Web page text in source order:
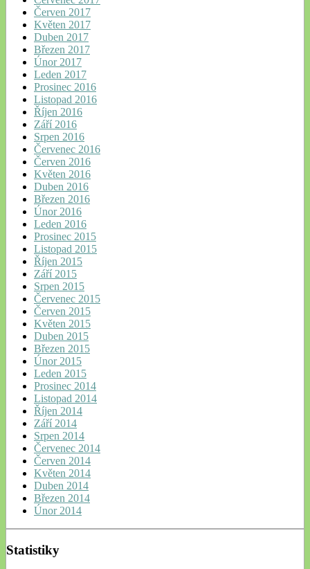
Červen 2017
Květen 2017
Duben 2017
Březen 2017
Únor 2017
Leden 2017
Prosinec 2016
Listopad 2016
Říjen 2016
Září 2016
Srpen 2016
Červenec 2016
Červen 2016
Květen 2016
Duben 2016
Březen 2016
Únor 2016
Leden 2016
Prosinec 2015
Listopad 2015
Říjen 2015
Září 2015
Srpen 2015
Červenec 2015
Červen 2015
Květen 2015
Duben 2015
Březen 2015
Únor 2015
Leden 2015
Prosinec 2014
Listopad 2014
Říjen 2014
Září 2014
Srpen 2014
Červenec 2014
Červen 2014
Květen 2014
Duben 2014
Březen 2014
Únor 2014
Statistiky